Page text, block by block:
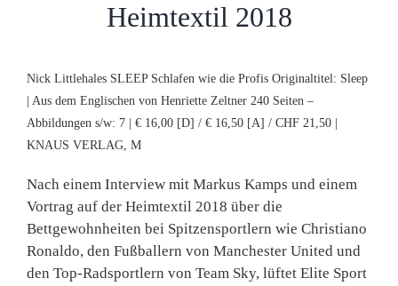
Heimtextil 2018
Nick Littlehales SLEEP Schlafen wie die Profis Originaltitel: Sleep
| Aus dem Englischen von Henriette Zeltner 240 Seiten –
Abbildungen s/w: 7 | € 16,00 [D] / € 16,50 [A] / CHF 21,50 |
KNAUS VERLAG, M
Nach einem Interview mit Markus Kamps und einem
Vortrag auf der Heimtextil 2018 über die
Bettgewohnheiten bei Spitzensportlern wie Christiano
Ronaldo, den Fußballern von Manchester United und
den Top-Radsportlern von Team Sky, lüftet Elite Sport